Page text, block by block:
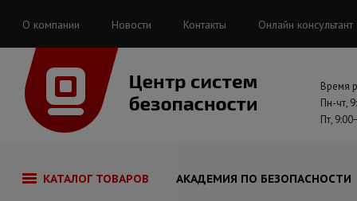
О компании Новости Контакты Онлайн консультант
Время
Пн-чт,
Пт,
КАТАЛОГ ТОВАРОВ АКАДЕМИЯ ПО БЕЗОПАСНОСТИ